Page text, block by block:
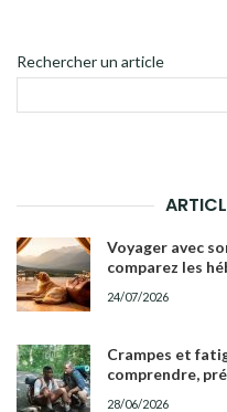
Rechercher un article
Voyager avec
comparez les
24/07/2026
Crampes et
comprendre,
28/06/2026